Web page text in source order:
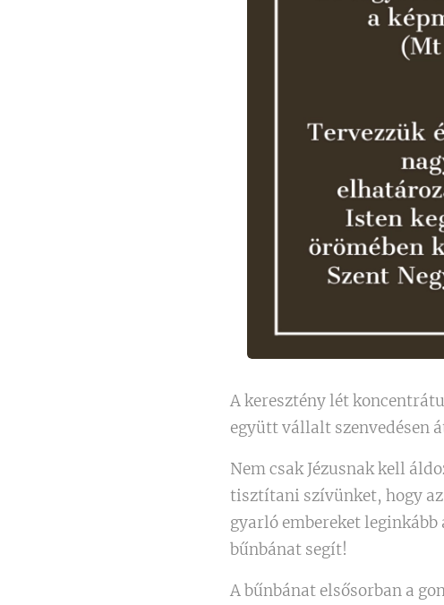
A keresztény lét
együtt vállalt szenvedésen
Nem csak Jézusnak kell
tisztítani szívünket, hogy
gyarló embereket
bűnbánat segít!
A bűnbánat elsősorban a